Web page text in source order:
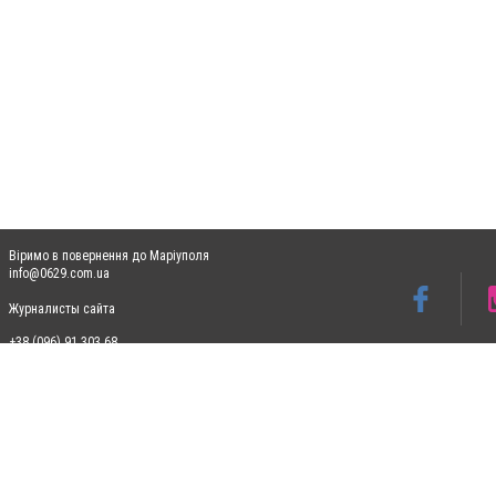
Віримо в повернення до Маріуполя
info@0629.com.ua
Журналисты сайта
+38 (096) 91 303 68